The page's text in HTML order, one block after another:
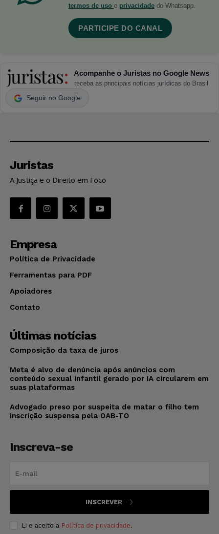
termos de uso e privacidade do Whatsapp.
PARTICIPE DO CANAL
Acompanhe o Juristas no Google News
receba as principais notícias jurídicas do Brasil
Seguir no Google
Juristas
A Justiça e o Direito em Foco
Empresa
Política de Privacidade
Ferramentas para PDF
Apoiadores
Contato
Últimas notícias
Composição da taxa de juros
Meta é alvo de denúncia após anúncios com
conteúdo sexual infantil gerado por IA circularem em
suas plataformas
Advogado preso por suspeita de matar o filho tem
inscrição suspensa pela OAB-TO
Inscreva-se
INSCREVER
Li e aceito a Política de privacidade.